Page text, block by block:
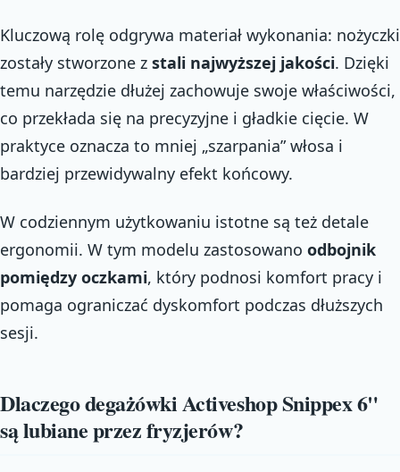
Kluczową rolę odgrywa materiał wykonania: nożyczki
zostały stworzone z stali najwyższej jakości. Dzięki
temu narzędzie dłużej zachowuje swoje właściwości,
co przekłada się na precyzyjne i gładkie cięcie. W
praktyce oznacza to mniej „szarpania” włosa i
bardziej przewidywalny efekt końcowy.
W codziennym użytkowaniu istotne są też detale
ergonomii. W tym modelu zastosowano odbojnik
pomiędzy oczkami, który podnosi komfort pracy i
pomaga ograniczać dyskomfort podczas dłuższych
sesji.
Dlaczego degażówki Activeshop Snippex 6"
są lubiane przez fryzjerów?